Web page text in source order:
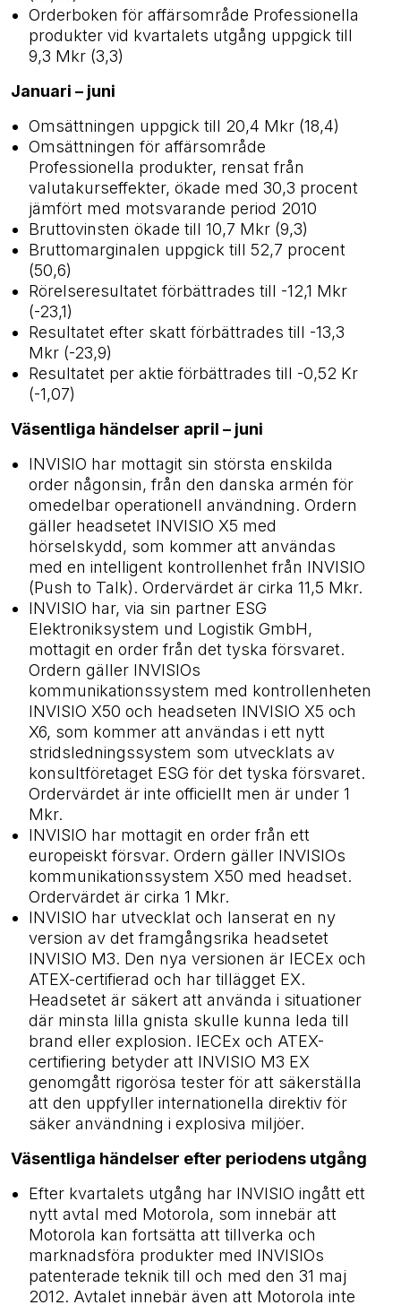
Orderboken för affärsområde Professionella
produkter vid kvartalets utgång uppgick till
9,3 Mkr (3,3)
Januari – juni
Omsättningen uppgick till 20,4 Mkr (18,4)
Omsättningen för affärsområde
Professionella produkter, rensat från
valutakurseffekter, ökade med 30,3 procent
jämfört med motsvarande period 2010
Bruttovinsten ökade till 10,7 Mkr (9,3)
Bruttomarginalen uppgick till 52,7 procent
(50,6)
Rörelseresultatet förbättrades till -12,1 Mkr
(-23,1)
Resultatet efter skatt förbättrades till -13,3
Mkr (-23,9)
Resultatet per aktie förbättrades till -0,52 Kr
(-1,07)
Väsentliga händelser april – juni
INVISIO har mottagit sin största enskilda
order någonsin, från den danska armén för
omedelbar operationell användning. Ordern
gäller headsetet INVISIO X5 med
hörselskydd, som kommer att användas
med en intelligent kontrollenhet från INVISIO
(Push to Talk). Ordervärdet är cirka 11,5 Mkr.
INVISIO har, via sin partner ESG
Elektroniksystem und Logistik GmbH,
mottagit en order från det tyska försvaret.
Ordern gäller INVISIOs
kommunikationssystem med kontrollenheten
INVISIO X50 och headseten INVISIO X5 och
X6, som kommer att användas i ett nytt
stridsledningssystem som utvecklats av
konsultföretaget ESG för det tyska försvaret.
Ordervärdet är inte officiellt men är under 1
Mkr.
INVISIO har mottagit en order från ett
europeiskt försvar. Ordern gäller INVISIOs
kommunikationssystem X50 med headset.
Ordervärdet är cirka 1 Mkr.
INVISIO har utvecklat och lanserat en ny
version av det framgångsrika headsetet
INVISIO M3. Den nya versionen är IECEx och
ATEX-certifierad och har tillägget EX.
Headsetet är säkert att använda i situationer
där minsta lilla gnista skulle kunna leda till
brand eller explosion. IECEx och ATEX-
certifiering betyder att INVISIO M3 EX
genomgått rigorösa tester för att säkerställa
att den uppfyller internationella direktiv för
säker användning i explosiva miljöer.
Väsentliga händelser efter periodens utgång
Efter kvartalets utgång har INVISIO ingått ett
nytt avtal med Motorola, som innebär att
Motorola kan fortsätta att tillverka och
marknadsföra produkter med INVISIOs
patenterade teknik till och med den 31 maj
2012. Avtalet innebär även att Motorola inte